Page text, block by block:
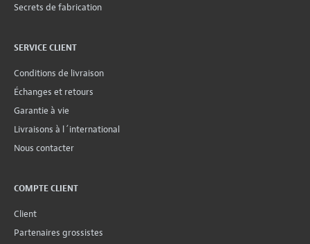
Secrets de fabrication
SERVICE CLIENT
Conditions de livraison
Échanges et retours
Garantie à vie
Livraisons à l´international
Nous contacter
COMPTE CLIENT
Client
Partenaires grossistes